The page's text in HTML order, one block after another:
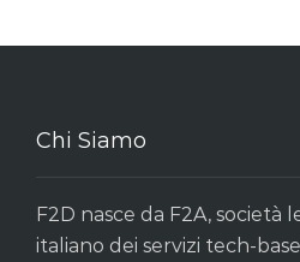
Chi Siamo
F2D nasce da F2A, società
italiano dei servizi tech-